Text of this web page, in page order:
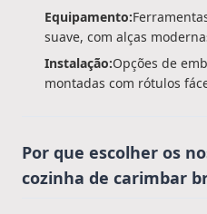
Equipamento:
suave, com alças
Instalação:Opções de
montadas com rótulos
Por que escolher os
cozinha de carimbar